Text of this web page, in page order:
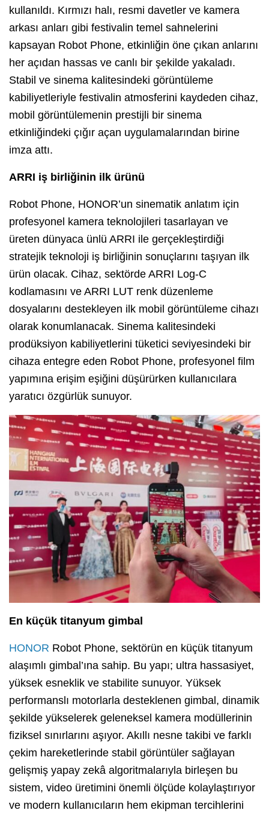
kullanıldı. Kırmızı halı, resmi davetler ve kamera
arkası anları gibi festivalin temel sahnelerini
kapsayan Robot Phone, etkinliğin öne çıkan anlarını
her açıdan hassas ve canlı bir şekilde yakaladı.
Stabil ve sinema kalitesindeki görüntüleme
kabiliyetleriyle festivalin atmosferini kaydeden cihaz,
mobil görüntülemenin prestijli bir sinema
etkinliğindeki çığır açan uygulamalarından birine
imza attı.
ARRI iş birliğinin ilk ürünü
Robot Phone, HONOR’un sinematik anlatım için
profesyonel kamera teknolojileri tasarlayan ve
üreten dünyaca ünlü ARRI ile gerçekleştirdiği
stratejik teknoloji iş birliğinin sonuçlarını taşıyan ilk
ürün olacak. Cihaz, sektörde ARRI Log-C
kodlamasını ve ARRI LUT renk düzenleme
dosyalarını destekleyen ilk mobil görüntüleme cihazı
olarak konumlanacak. Sinema kalitesindeki
prodüksiyon kabiliyetlerini tüketici seviyesindeki bir
cihaza entegre eden Robot Phone, profesyonel film
yapımına erişim eşiğini düşürürken kullanıcılara
yaratıcı özgürlük sunuyor.
En küçük titanyum gimbal
HONOR Robot Phone, sektörün en küçük titanyum
alaşımlı gimbal’ına sahip. Bu yapı; ultra hassasiyet,
yüksek esneklik ve stabilite sunuyor. Yüksek
performanslı motorlarla desteklenen gimbal, dinamik
şekilde yükselerek geleneksel kamera modüllerinin
fiziksel sınırlarını aşıyor. Akıllı nesne takibi ve farklı
çekim hareketlerinde stabil görüntüler sağlayan
gelişmiş yapay zekâ algoritmalarıyla birleşen bu
sistem, video üretimini önemli ölçüde kolaylaştırıyor
ve modern kullanıcıların hem ekipman tercihlerini